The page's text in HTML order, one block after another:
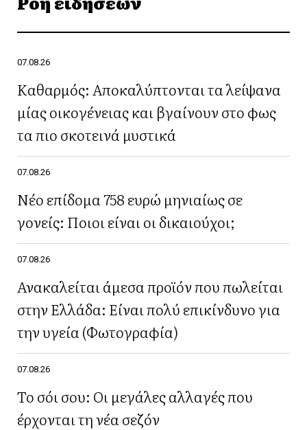
07.08.26
Καθαρμός: Αποκαλύπτονται τα λείψανα
μίας οικογένειας και βγαίνουν στο φως
τα πιο σκοτεινά μυστικά
07.08.26
Νέο επίδομα 758 ευρώ μηνιαίως σε
γονείς: Ποιοι είναι οι δικαιούχοι;
07.08.26
Ανακαλείται άμεσα προϊόν που πωλείται
στην Ελλάδα: Είναι πολύ επικίνδυνο για
την υγεία (Φωτογραφία)
07.08.26
Το σόι σου: Οι μεγάλες αλλαγές που
έρχονται τη νέα σεζόν